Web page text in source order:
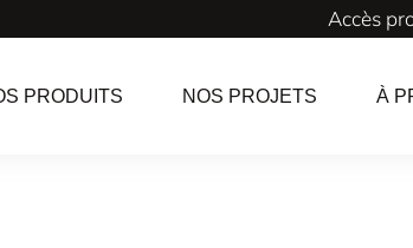
Accès
PRODUITS NOS PROJETS À